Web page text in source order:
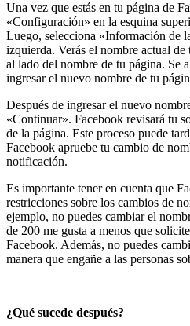
Una vez que estás en tu página de
«Configuración» en la esquina
Luego, selecciona «Información de
izquierda. Verás el nombre actual
al lado del nombre de tu página. Se
ingresar el nuevo nombre de tu
Después de ingresar el nuevo
«Continuar». Facebook revisará tu
de la página. Este proceso puede
Facebook apruebe tu cambio de
notificación.
Es importante tener en cuenta que
restricciones sobre los cambios de
ejemplo, no puedes cambiar el
de 200 me gusta a menos que
Facebook. Además, no puedes
manera que engañe a las personas
¿Qué sucede después?